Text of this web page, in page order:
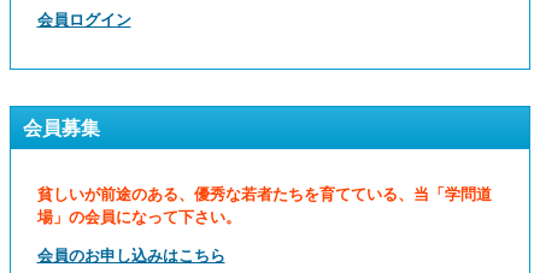
会員ログイン
会員募集
貧しいが前途のある、優秀な若者たちを育てている、当「学問道
場」の会員になって下さい。
会員のお申し込みはこちら